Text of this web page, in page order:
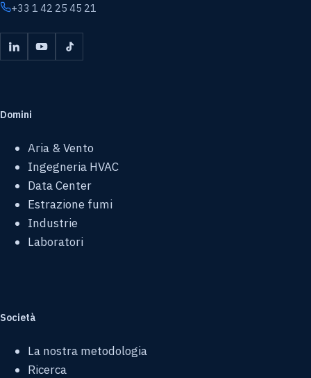
+33 1 42 25 45 21
Domini
Aria & Vento
Ingegneria HVAC
Data Center
Estrazione fumi
Industrie
Laboratori
Società
La nostra metodologia
Ricerca